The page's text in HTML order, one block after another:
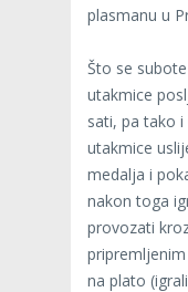
plasmanu u
Što se
utakmice
sati, pa tako
utakmice
medalja i
nakon toga
provozati
na plato